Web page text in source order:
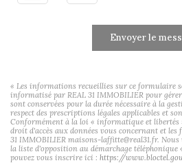
Envoyer le
« Les informations recueillies sur ce formulaire
informatisé par REAL 31 IMMOBILIER pour
sont conservées pour la durée nécessaire à la
respect des prescriptions légales applicables et
Conformément à la loi « informatique et libertés
droit d'accès aux données vous concernant et
31 IMMOBILIER maisons-laffitte@real31.fr.
la liste d'opposition au démarchage téléphonique
pouvez vous inscrire ici : https://